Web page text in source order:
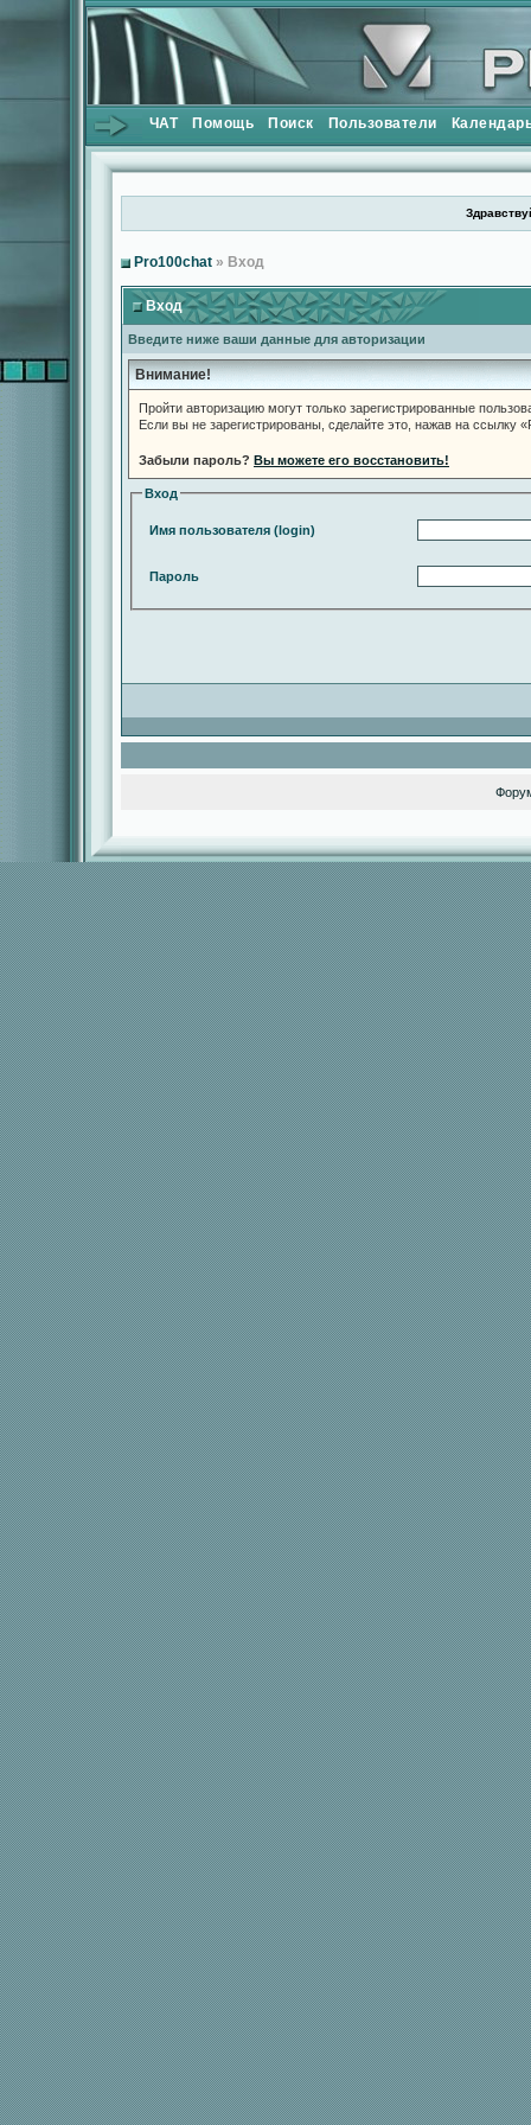
ЧАТ Помощь Поиск Пользователи
Pro100chat » Вход
Вход
Введите ниже ваши данные для авторизации
Внимание!
Пройти авторизацию могут только зарегистрированные
Если вы не зарегистрированы, сделайте это, нажав на ссылку
Забыли пароль? Вы можете его восстановить!
Вход
Имя пользователя (login)
Пароль